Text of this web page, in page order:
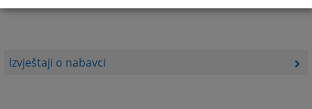
Izvještaji o nabavci